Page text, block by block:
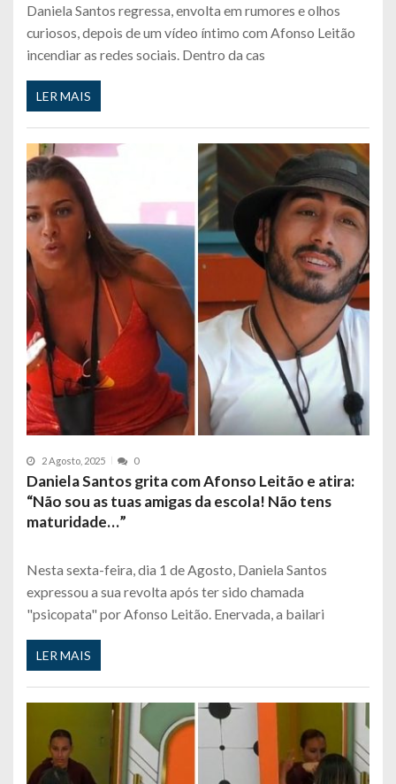
Daniela Santos regressa, envolta em rumores e olhos
curiosos, depois de um vídeo íntimo com Afonso Leitão
incendiar as redes sociais. Dentro da cas
LER MAIS
2 Agosto, 2025 0
Daniela Santos grita com Afonso Leitão e atira:
“Não sou as tuas amigas da escola! Não tens
maturidade…”
Nesta sexta-feira, dia 1 de Agosto, Daniela Santos
expressou a sua revolta após ter sido chamada
"psicopata" por Afonso Leitão. Enervada, a bailari
LER MAIS